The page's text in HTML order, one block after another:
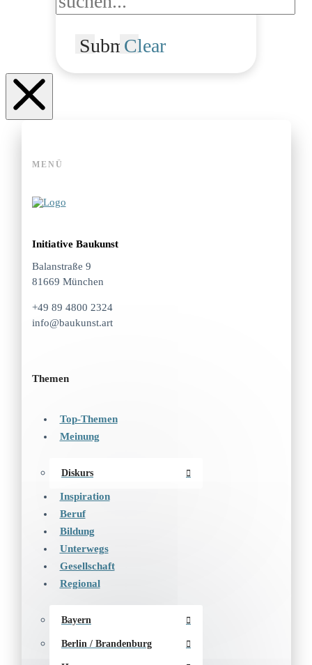
SubmitClear
MENÜ
Initiative Baukunst
Balanstraße 9
81669 München
+49 89 4800 2324
info@baukunst.art
Themen
Top-Themen
Meinung
Diskurs
Inspiration
Beruf
Bildung
Unterwegs
Gesellschaft
Regional
Bayern
Berlin / Brandenburg